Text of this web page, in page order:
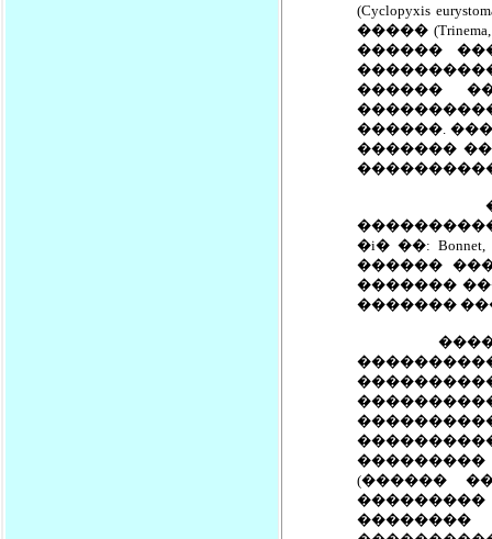
(Cyclopyxis
�����
������
������
������.
�������
�i� ��:
������
�������
�������
(������